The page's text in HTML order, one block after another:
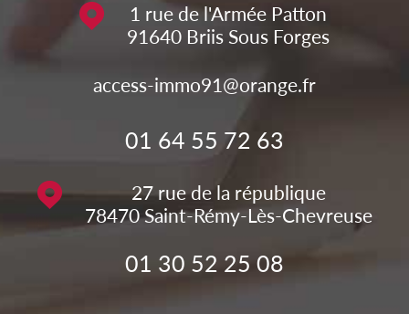
1 rue de l'Armée Patton
91640 Briis Sous Forges
access-immo91@orange.fr
01 64 55 72 63
27 rue de la république
78470 Saint-Rémy-Lès-Chevreuse
01 30 52 25 08